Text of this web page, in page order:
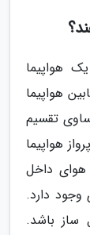
هواپیما
هواپیما
تقسیم
هواپیما
هوای داخل
وجود دارد.
ساز باشد.